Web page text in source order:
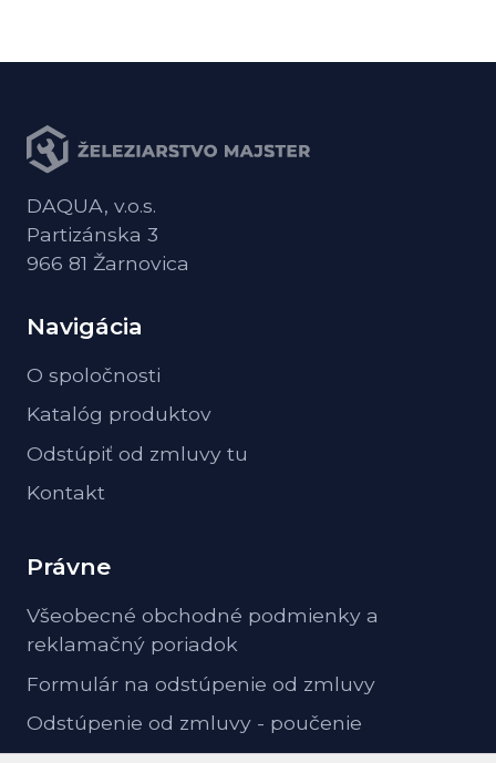
DAQUA, v.o.s.
Partizánska 3
966 81 Žarnovica
Navigácia
O spoločnosti
Katalóg produktov
Odstúpiť od zmluvy tu
Kontakt
Právne
Všeobecné obchodné podmienky a
reklamačný poriadok
Formulár na odstúpenie od zmluvy
Odstúpenie od zmluvy - poučenie